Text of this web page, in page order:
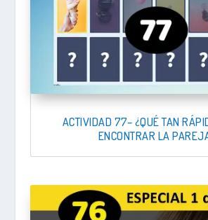
ACTIVIDAD 77– ¿QUÉ TAN
ENCONTRAR LA